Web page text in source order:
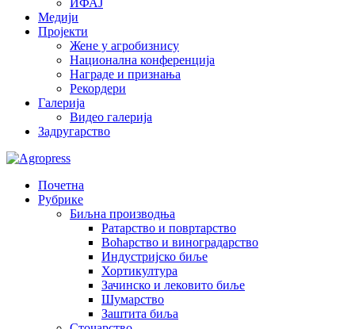
Медији
Пројекти
Жене у агробизнису
Национална конференција
Награде и признања
Рекордери
Галерија
Видео галерија
Задругарство
Почетна
Рубрике
Биљна производња
Ратарство и повртарство
Воћарство и виноградарство
Индустријско биље
Хортикултура
Зачинско и лековито биље
Шумарство
Заштита биља